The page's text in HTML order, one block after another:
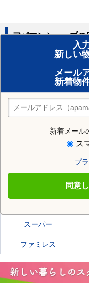
入
新しい
メール
新着物
新着メール
ス
プ
同意
アパマンショップの
賃貸のプロがお部屋探し
おまかせ物件リクエス
住みたい街の店舗を探す
店舗検索
住む街研究所で銚子
銚子市の施設一覧
スーパー
ファミレス